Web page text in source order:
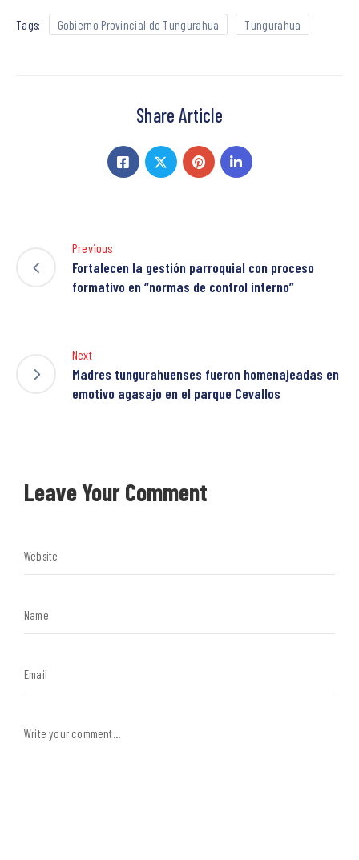
Tags: Gobierno Provincial de Tungurahua Tungurahua
Share Article
Previous
Fortalecen la gestión parroquial con proceso
formativo en “normas de control interno”
Next
Madres tungurahuenses fueron homenajeadas en
emotivo agasajo en el parque Cevallos
Leave Your Comment